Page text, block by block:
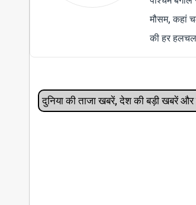
मौसम, कहां
की हर
दुनिया की ताजा खबरें, देश की बड़ी खबरें